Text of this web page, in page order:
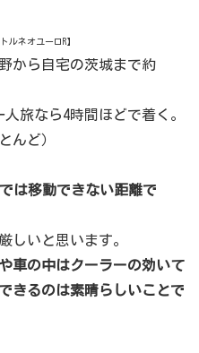
ルネオユーロR】
から自宅の茨城まで約
旅なら4時間ほどで着く。
んど）
は移動できない距離で
しいと思います。
車の中はクーラーの効いて
きるのは素晴らしいことで